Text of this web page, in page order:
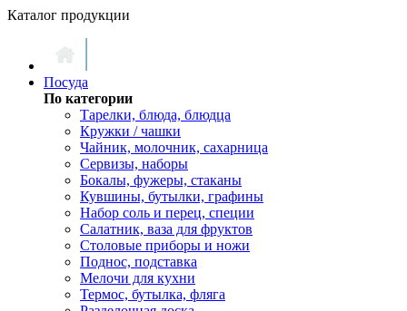
Каталог продукции
Посуда
По категории
Тарелки, блюда, блюдца
Кружки / чашки
Чайник, молочник, сахарница
Сервизы, наборы
Бокалы, фужеры, стаканы
Кувшины, бутылки, графины
Набор соль и перец, специи
Салатник, ваза для фруктов
Столовые приборы и ножи
Поднос, подставка
Мелочи для кухни
Термос, бутылка, фляга